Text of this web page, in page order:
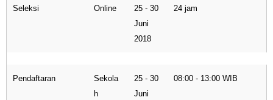
Seleksi Online
25 - 30
Juni
2018
24 jam
Pendaftaran
Sekola
h
25 - 30
Juni
08:00 - 13:00 WIB